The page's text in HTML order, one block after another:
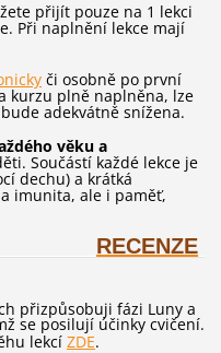
přijít pouze na 1 lekci
Při naplnění lekce mají
či osobně po první
kurzu plně naplněna, lze
adekvátně snížena.
věku a
Součástí každé lekce je
dechu) a krátká
imunita, ale i paměť,
RECENZE
přizpůsobuji fázi Luny a
se posilují účinky cvičení.
lekcí ZDE.